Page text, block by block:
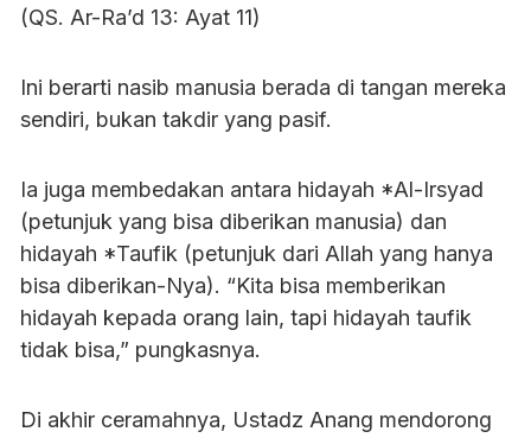
(QS. Ar-Ra’d 13: Ayat 11)
Ini berarti nasib manusia berada di tangan mereka
sendiri, bukan takdir yang pasif.
Ia juga membedakan antara hidayah *Al-Irsyad
(petunjuk yang bisa diberikan manusia) dan
hidayah *Taufik (petunjuk dari Allah yang hanya
bisa diberikan-Nya). “Kita bisa memberikan
hidayah kepada orang lain, tapi hidayah taufik
tidak bisa,” pungkasnya.
Di akhir ceramahnya, Ustadz Anang mendorong